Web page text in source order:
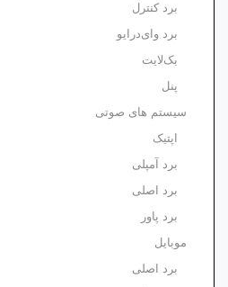
برد کنترل
برد وای‌درایو
بک‌لایت
پنل
سیستم های صوتی
اپتیک
برد آمپلی
برد اصلی
برد پاور
موبایل
برد اصلی